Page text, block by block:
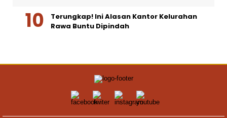
Terungkap! Ini Alasan Kantor Kelurahan
Rawa Buntu Dipindah